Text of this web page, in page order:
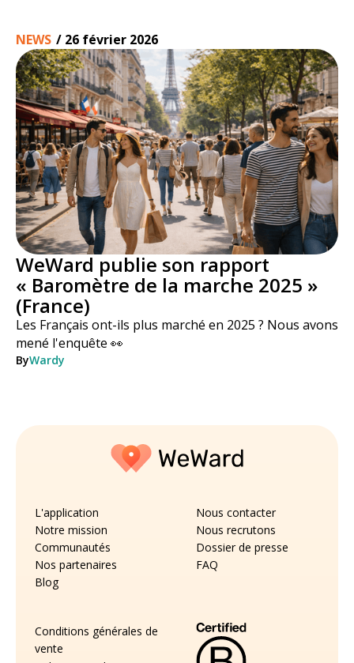
NEWS / 26 février 2026
WeWard publie son rapport
« Baromètre de la marche 2025 »
(France)
Les Français ont-ils plus marché en 2025 ? Nous avons
mené l'enquête 👀
ByWardy
L'application
Notre mission
Communautés
Nos partenaires
Blog
Nous contacter
Nous recrutons
Dossier de presse
FAQ
Conditions générales de
vente